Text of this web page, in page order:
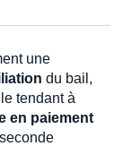
une
du bail,
tendant à
en paiement